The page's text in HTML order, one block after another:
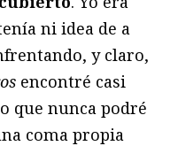
ni idea de a
y claro,
encontré casi
que nunca podré
coma propia